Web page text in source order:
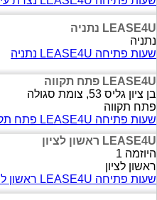
LEASE4U נתניה
נתניה
שעות פתיחה LEASE4U נתניה
LEASE4U פתח תקווה
בן ציון גליס 53, צומת סגולה
פתח תקווה
שעות פתיחה LEASE4U פתח תקווה
LEASE4U ראשון לציון
היוזמה 1
ראשון לציון
שעות פתיחה LEASE4U ראשון לציון